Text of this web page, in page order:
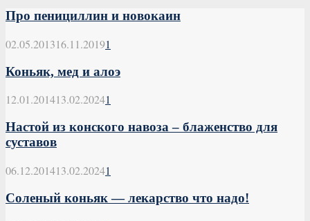
Про пенициллин и новокаин
02.05.201316.11.20191
Коньяк, мед и алоэ
12.01.201413.02.20241
Настой из конского навоза – блаженство для
суставов
06.12.201413.02.20241
Соленый коньяк — лекарство что надо!